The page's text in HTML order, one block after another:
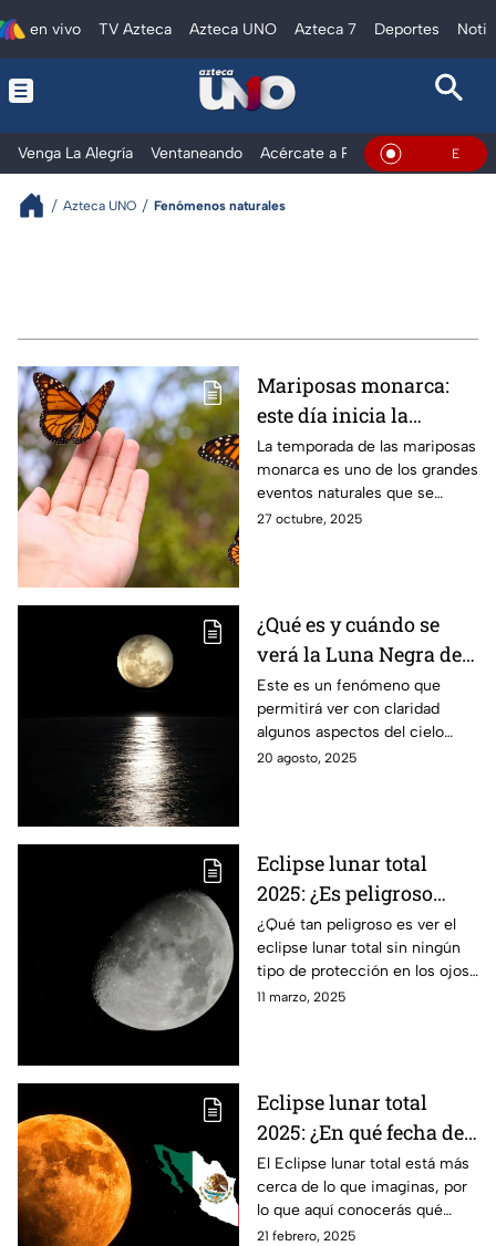
en vivo TV Azteca Azteca UNO Azteca 7 Deportes
Venga La Alegría Ventaneando Acércate a Rocío Al Extremo
En Vivo
Azteca UNO Fenómenos naturales
Mariposas monarca:
este día inicia la
temporada y en estos
santuarios podrás
verlas
La temporada de las mariposas
monarca es uno de los grandes
eventos naturales que se
aguardan en México. En breve
27 octubre, 2025
¿Qué es y cuándo se
verá la Luna Negra de
agosto en CDMX?
Este es un fenómeno que
permitirá ver con claridad
algunos aspectos del cielo
estelar. Por ello aquí te
20 agosto, 2025
Eclipse lunar total
2025: ¿Es peligroso
verlo sin protección en
los ojos?
¿Qué tan peligroso es ver el
eclipse lunar total sin ningún
tipo de protección en los ojos?
Si quieres saber más al
11 marzo, 2025
Eclipse lunar total
2025: ¿En qué fecha de
marzo llegará y qué
estados de México
podrán verlo?
El Eclipse lunar total está más
cerca de lo que imaginas, por
lo que aquí conocerás qué
estados en México podrán
21 febrero, 2025